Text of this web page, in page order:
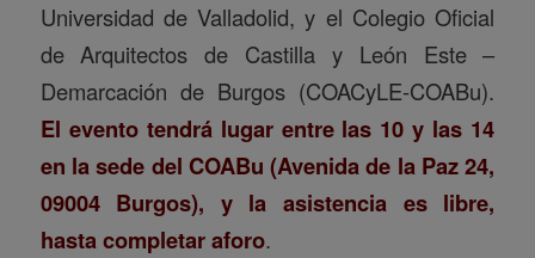
Universidad de Valladolid, y el Colegio Oficial
de Arquitectos de Castilla y León Este –
Demarcación de Burgos (COACyLE-COABu).
El evento tendrá lugar entre las 10 y las 14
en la sede del COABu (Avenida de la Paz 24,
09004 Burgos), y la asistencia es libre,
hasta completar aforo.